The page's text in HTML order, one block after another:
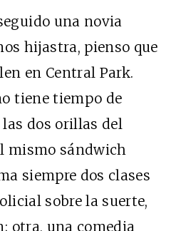
una novia
hijastra, pienso que
en Central Park.
tiene tiempo de
dos orillas del
mismo sándwich
siempre dos clases
sobre la suerte,
otra, una comedia